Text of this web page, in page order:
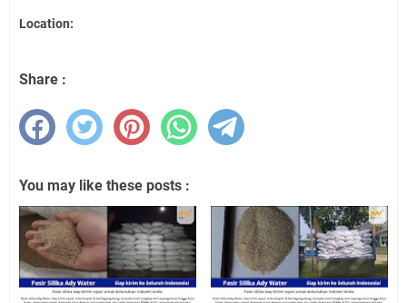
Location:
Share :
You may like these posts :